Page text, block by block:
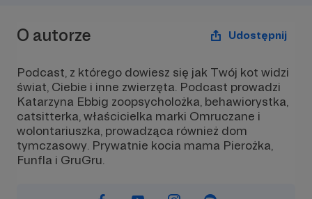
O autorze Udostępnij
Podcast, z którego dowiesz się jak Twój kot widzi
świat, Ciebie i inne zwierzęta. Podcast prowadzi
Katarzyna Ebbig zoopsycholożka, behawiorystka,
catsitterka, właścicielka marki Omruczane i
wolontariuszka, prowadząca również dom
tymczasowy. Prywatnie kocia mama Pierożka,
Funfla i GruGru.